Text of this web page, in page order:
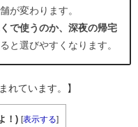
が変わります。
で使うのか、深夜の帰宅
と選びやすくなります。
れています。】
！) [表示する]